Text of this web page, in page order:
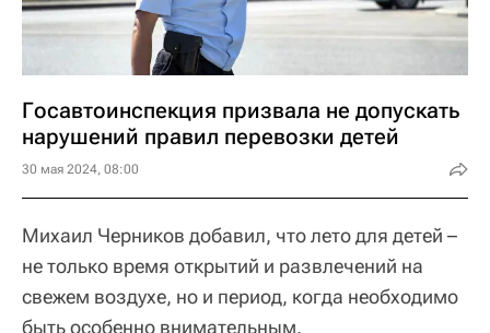
Госавтоинспекция призвала не допускать
нарушений правил перевозки детей
30 мая 2024, 08:00
Михаил Черников добавил, что лето для детей –
не только время открытий и развлечений на
свежем воздухе, но и период, когда необходимо
быть особенно внимательным.